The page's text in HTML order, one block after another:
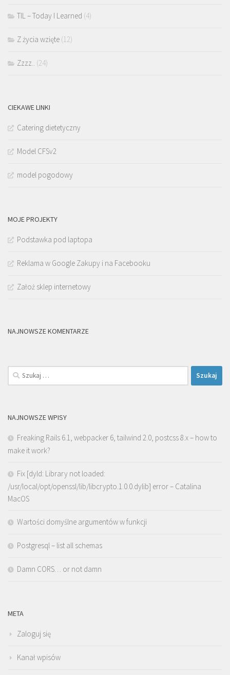
TIL – Today I Learned (4)
Z życia wzięte (12)
Zzzz.. (24)
CIEKAWE LINKI
Catering dietetyczny
Model CFSv2
model pogodowy
MOJE PROJEKTY
Podstawka pod laptopa
Reklama w Google Zakupy i na Facebooku
Założ sklep internetowy
NAJNOWSZE KOMENTARZE
Szukaj:
NAJNOWSZE WPISY
Freaking Rails 6.1, webpacker 6, tailwind 2.0, postcss 8.x – how to
make it work?
Fix [dyld: Library not loaded:
/usr/local/opt/openssl/lib/libcrypto.1.0.0.dylib] error – Catalina
MacOS
Wartości domyślne argumentów w funkcji
Postgresql – list all schemas
Damn CORS… or not damn
META
Zaloguj się
Kanał wpisów